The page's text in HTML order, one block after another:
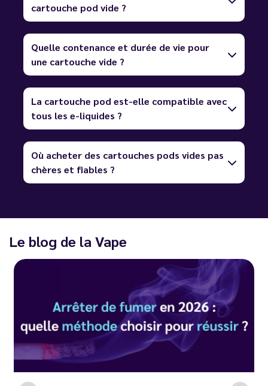
cartouche pod vide ?
Quelle contenance et durée de vie pour
une cartouche vide ?
La cartouche pod est-elle compatible avec
tous les e-liquides ?
Où acheter des cartouches pods vides pas
chères et fiables ?
Le blog de la Vape